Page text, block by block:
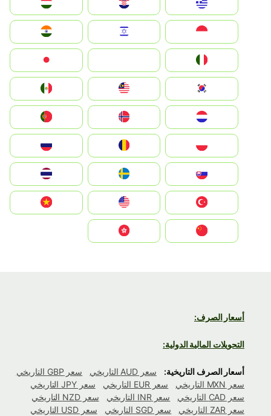
Hrvatska
Magyarország
Indonesia
South Korea
Nederland
Portugal
România
Slovensko
United States
Vietnam
أسعار الصرف:
التحويلات المالية الدولية:
أسعار الصرف التاريخية: سعر AUD التاريخي
سعر GBP التاريخي
سعر MXN التاريخي
سعر EUR التاريخي
سعر JPY التاريخي
سعر CAD التاريخي
سعر INR التاريخي
سعر NZD التاريخي
سعر ZAR التاريخي
سعر SGD التاريخي
سعر USD التاريخي